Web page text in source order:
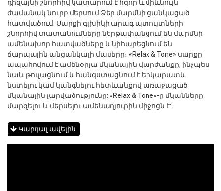
դիզայնի շնորհիվ կատարում է հզոր և միևնույն
ժամանակ նուրբ մերսում Ձեր մարմնի ցանկացած
հատվածում: Սարքի գլխիկի արագ պտույտների
շնորհիվ տատանումները ներթափանցում են մարմնի
ամենախոր հատվածները և նիհարեցնում են
ճարպային անցանկալի մասերը։ «Relax & Tone» սարքը
ապահովում է ամենօրյա մկանային վարժանքը, ինչպես
նաև թուլացնում և հանգստացնում է երկարատև
նստելու կամ կանգնելու հետևանքով առաջացած
մկանային լարվածությունը: «Relax & Tone»-ը մկանները
մարզելու և մերսելու ամենադյուրին միջոցն է:
Կարդալ ավելին